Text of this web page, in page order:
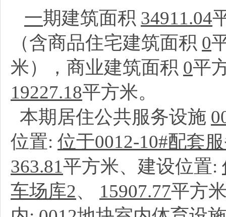
一期建筑面积 34911.04
（含商品住宅建筑面积 0
米），商业建筑面积 0平
19227.18平方米。
本期居住公共服务设施
位置: 位于0012-10#配套
363.81平方米、建设位置:
车场库2、 15907.77平方